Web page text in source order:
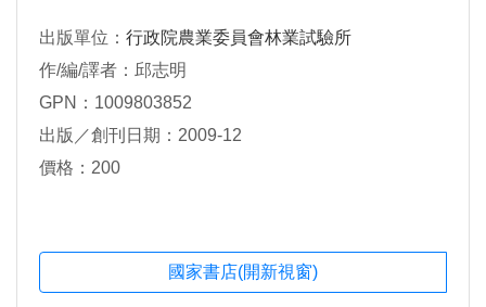
出版單位： 行政院農業委員會林業試驗所
作/編/譯者：邱志明
GPN：1009803852
出版／創刊日期：2009-12
價格：200
國家書店(開新視窗)